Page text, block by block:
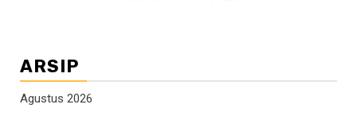
ARSIP
Agustus 2026